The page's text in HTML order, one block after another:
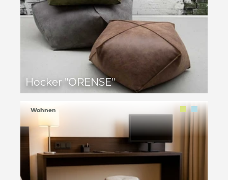
Hocker "ORENSE"
Wohnen